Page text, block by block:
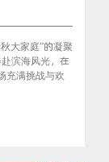
大家庭”的凝聚
滨海风光，在
充满挑战与欢